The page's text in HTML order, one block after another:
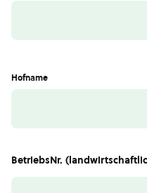
Hofname
BetriebsNr.